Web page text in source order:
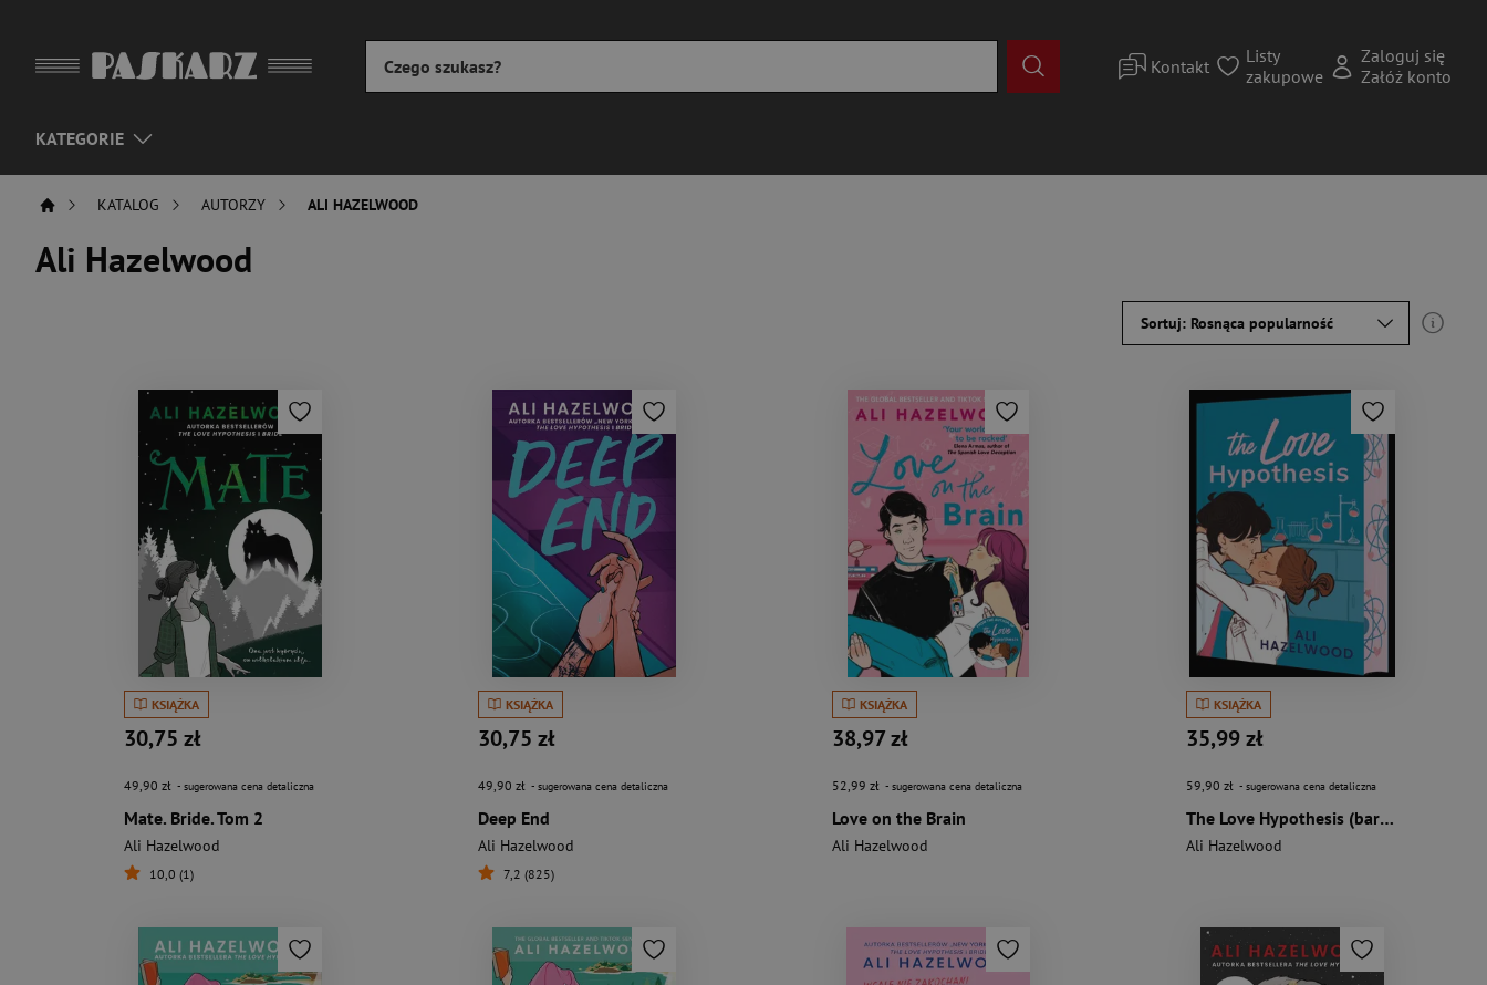
Kontakt
Listy
zakupowe
Zaloguj się
Załóż konto
KATEGORIE
KATALOG AUTORZY ALI HAZELWOOD
Ali Hazelwood
Sortuj: Rosnąca popularność
KSIĄŻKA
30,75 zł
49,90 zł - sugerowana cena detaliczna
Mate. Bride. Tom 2
Ali Hazelwood
10,0 (1)
KSIĄŻKA
30,75 zł
49,90 zł - sugerowana cena detaliczna
Deep End
Ali Hazelwood
7,2 (825)
KSIĄŻKA
38,97 zł
52,99 zł - sugerowana cena detaliczna
Love on the Brain
Ali Hazelwood
KSIĄŻKA
35,99 zł
59,90 zł - sugerowana cena detaliczna
The Love Hypothesis (barwione brzegi)
Ali Hazelwood